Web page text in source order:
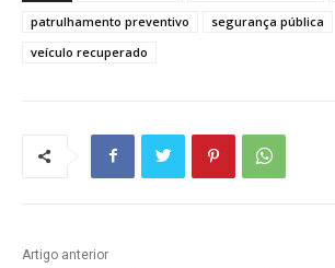
patrulhamento preventivo
segurança pública
veículo recuperado
Artigo anterior